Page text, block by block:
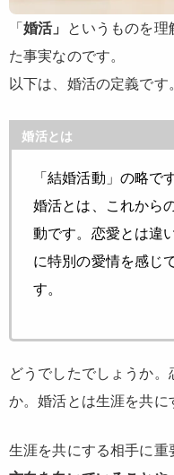
「婚活」
というものを理
た事実なのです。
以下は、 婚活の定義です
婚活とは
「結婚活動」の略で
婚活とは、これから
動です。恋愛とは違
に特別の愛情を感じ
す。
どうでしたでしょうか。
か。婚活とは生涯を共に
生涯を共にする相手に重